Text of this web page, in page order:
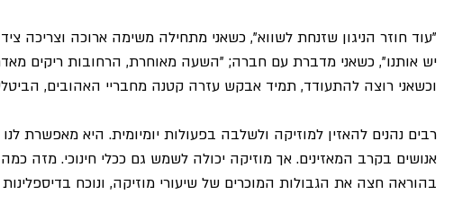
"עוד חוזר הניגון שזנחת לשווא", כשאני מתחילה משימה ארוכה וצריכה
יש אותנו", כשאני מדברת עם חברה; "השעה מאוחרת, הרחובות ריקים
וכשאני רוצה להתעודד, תמיד אבקש עזרה קטנה מחבריי האהובים,
רבים נהנים להאזין למוזיקה ולשלבה בפעולות יומיומית. היא מאפשרת
אנושים בקרב המאזינים. אך מוזיקה יכולה לשמש גם ככלי חינוכי. מזה
בהוראה חצה את הגבולות המוכרים של שיעורי מוזיקה, ונוכח בדיספלינות